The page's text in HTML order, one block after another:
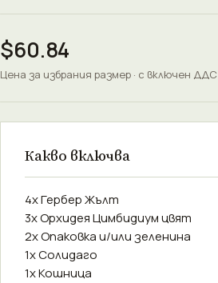
$60.84
Цена за избрания размер · с включен ДДС
Какво включва
4x Гербер Жълт
3x Орхидея Цимбидиум цвят
2x Опаковка и/или зеленина
1x Солидаго
1x Кошница